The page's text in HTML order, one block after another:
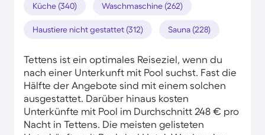
Küche (340) Waschmaschine (262)
Haustiere nicht gestattet (312) Sauna (228)
Tettens ist ein optimales Reiseziel, wenn du
nach einer Unterkunft mit Pool suchst. Fast die
Hälfte der Angebote sind mit einem solchen
ausgestattet. Darüber hinaus kosten
Unterkünfte mit Pool im Durchschnitt 248 € pro
Nacht in Tettens. Die meisten gelisteten